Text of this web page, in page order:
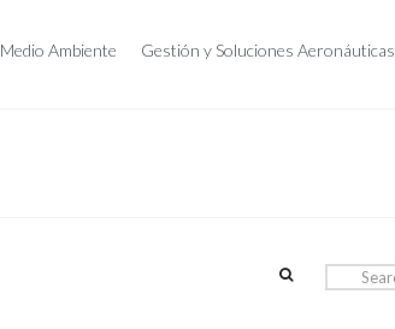
Medio Ambiente Gestión y Soluciones Aeronáuticas